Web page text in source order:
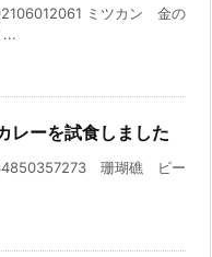
ミツカン 金の
レーを試食しました
珊瑚礁 ビー